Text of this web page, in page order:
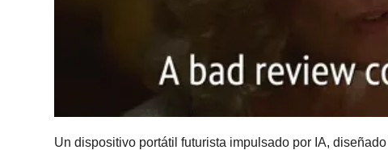
Un dispositivo portátil futurista impulsado por IA,